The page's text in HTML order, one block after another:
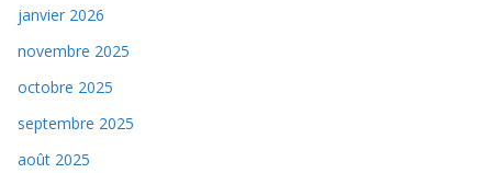
janvier 2026
novembre 2025
octobre 2025
septembre 2025
août 2025